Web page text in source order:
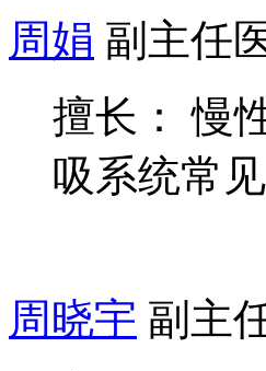
周娟 副主任
擅长： 慢
吸系统常
周晓宇 副主